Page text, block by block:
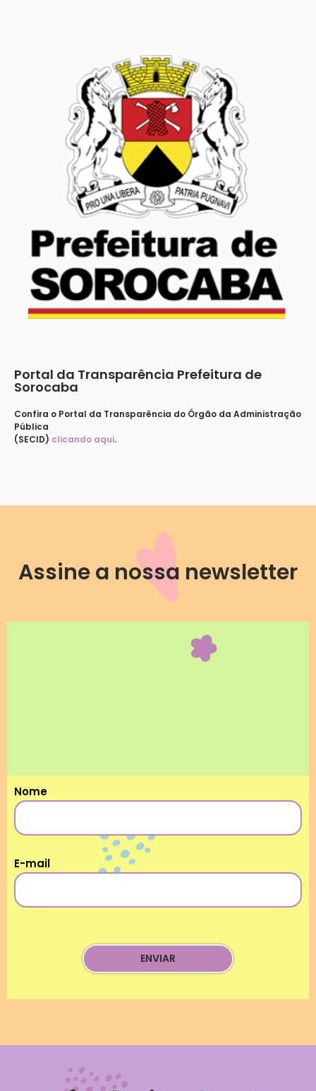
Portal da Transparência Prefeitura de
Sorocaba
Confira o Portal da Transparência do Órgão da Administração
Pública
(SECID) clicando aqui.
Assine a nossa newsletter
Nome
E-mail